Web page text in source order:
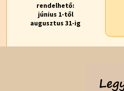
rendelhető:
június 1-től
augusztus 31-ig